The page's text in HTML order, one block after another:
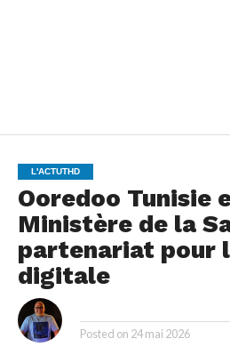
L'ACTUTHD
Ooredoo Tunisie
Ministère de la
partenariat pour
digitale
Posted on 24 mai 2026